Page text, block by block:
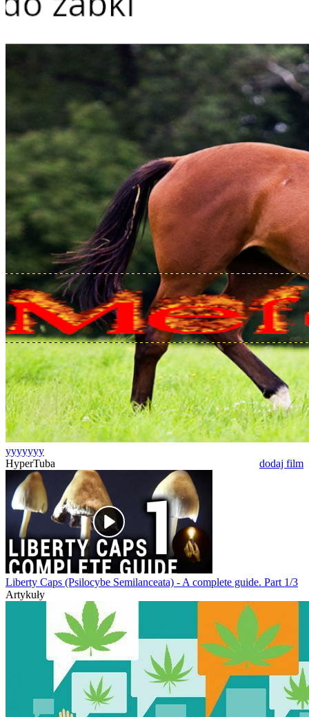
yyyyyyy
HyperTuba
dodaj film
Liberty Caps (Psilocybe Semilanceata) - A complete guide. Part 1/3
Artykuły